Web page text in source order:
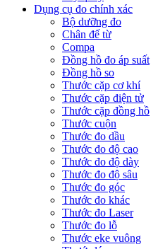
Dụng cụ đo chính xác
Bộ dưỡng đo
Chân đế từ
Compa
Đồng hồ đo áp suất
Đồng hồ so
Thước cặp cơ khí
Thước cặp điện tử
Thước cặp đồng hồ
Thước cuộn
Thước đo dầu
Thước đo độ cao
Thước đo độ dày
Thước đo độ sâu
Thước đo góc
Thước đo khác
Thước đo Laser
Thước đo lỗ
Thước eke vuông